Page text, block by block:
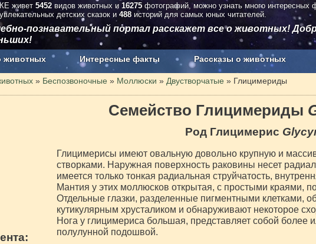
живет 5452 видов животных и 16275 фотографий, можно узнать много интересных
детских сказок и 488 историй для самых юных читателей.
познавательный портал расскажет все о животных!
животных Интересные факты Рассказы о животных
и без рекламы О проекте
» Беспозвоночные » Моллюски » Двустворчатые » Глицимериды
Семейство Глицимериды
Род Глицимерис
Глицимерисы имеют овальную довольно крупную и
створками. Наружная поверхность раковины несет
имеется только тонкая радиальная струйчатость,
Мантия у этих моллюсков открытая, с простыми краями,
Отдельные глазки, разделенные пигментными клетками,
кутикулярным хрусталиком и обнаруживают некоторое
Нога у глицимериса большая, представляет собой
полулунной подошвой.